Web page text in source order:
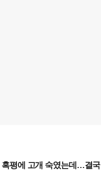
혹평에 고개 숙였는데…결국